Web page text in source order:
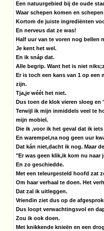
Een natuurgebied bij de oude
Waar schepen komen en
Kortom de juiste ingrediënten
En nerveus dat ze was!
Half uur van te voren nog bellen
Je kent het wel.
En ik snáp dat.
Alle begrip. Want het is niet
Er is toch een kans van 1 op
zijn.
Tja,je wéét het niet.
Dus toen de klok vieren sloeg en
Terwijl ik mijn inmiddels veel te
mijn mobiel.
Die ik ,voor ik het geval dat ik
En warempel,na nog geen uur
Dat kán niet,dacht ik nog. Maar
"Er was geen klik,ik kom nu naar
En zo geschiedde.
Met een teleurgesteld hoofd zat
Om haar verhaal te doen. Het
Dat zal ik uitleggen.
Vriendin ziet dus op de
Dus loopt verwachtingsvol en
Zou ik ook doen.
Met knikkende knieën en een